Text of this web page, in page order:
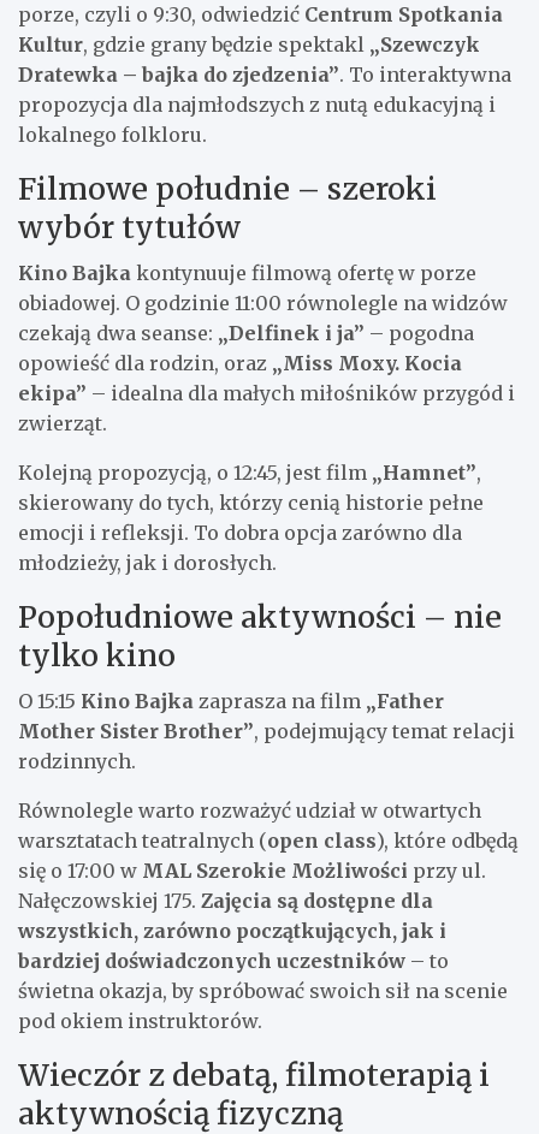
porze, czyli o 9:30, odwiedzić Centrum Spotkania
Kultur, gdzie grany będzie spektakl „Szewczyk
Dratewka – bajka do zjedzenia”. To interaktywna
propozycja dla najmłodszych z nutą edukacyjną i
lokalnego folkloru.
Filmowe południe – szeroki
wybór tytułów
Kino Bajka kontynuuje filmową ofertę w porze
obiadowej. O godzinie 11:00 równolegle na widzów
czekają dwa seanse: „Delfinek i ja” – pogodna
opowieść dla rodzin, oraz „Miss Moxy. Kocia
ekipa” – idealna dla małych miłośników przygód i
zwierząt.
Kolejną propozycją, o 12:45, jest film „Hamnet”,
skierowany do tych, którzy cenią historie pełne
emocji i refleksji. To dobra opcja zarówno dla
młodzieży, jak i dorosłych.
Popołudniowe aktywności – nie
tylko kino
O 15:15 Kino Bajka zaprasza na film „Father
Mother Sister Brother”, podejmujący temat relacji
rodzinnych.
Równolegle warto rozważyć udział w otwartych
warsztatach teatralnych (open class), które odbędą
się o 17:00 w MAL Szerokie Możliwości przy ul.
Nałęczowskiej 175. Zajęcia są dostępne dla
wszystkich, zarówno początkujących, jak i
bardziej doświadczonych uczestników – to
świetna okazja, by spróbować swoich sił na scenie
pod okiem instruktorów.
Wieczór z debatą, filmoterapią i
aktywnością fizyczną